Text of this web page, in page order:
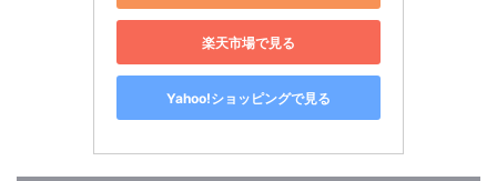
楽天市場で見る
Yahoo!ショッピングで見る